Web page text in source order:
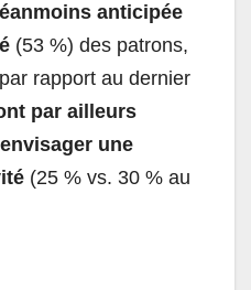
anticipée
(53 %) des patrons,
rapport au dernier
par ailleurs
une
(25 % vs. 30 % au